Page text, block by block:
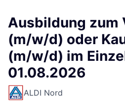
Ausbildung zum
(m/w/d) oder
(m/w/d) im
01.08.2026
ALDI Nord